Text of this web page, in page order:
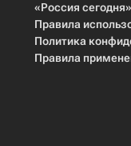
«Россия сегодня»
Правила
Политика
Правила